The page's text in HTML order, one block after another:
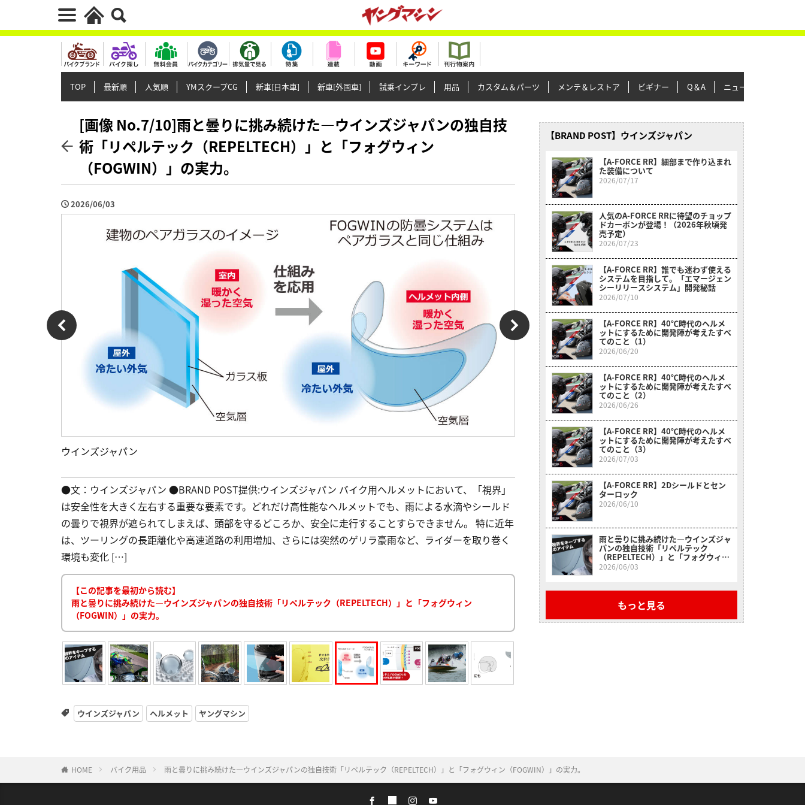
TOP 最新順 人気順 YMスクープCG 新車[日本車] 新車[外国車] 試乗インプレ 用品 カスタム＆パーツ メンテ＆レストア ビギナー Q＆A ニュース＆トピックス
[画像 No.7/10]雨と曇りに挑み続けた―ウインズジャパンの独自技
術「リペルテック（REPELTECH）」と「フォグウィン
（FOGWIN）」の実力。
2026/06/03
ウインズジャパン
●文：ウインズジャパン ●BRAND POST提供:ウインズジャパン バイク用ヘルメットにおいて、「視界」
は安全性を大きく左右する重要な要素です。どれだけ高性能なヘルメットでも、雨による水滴やシールド
の曇りで視界が遮られてしまえば、頭部を守るどころか、安全に走行することすらできません。 特に近年
は、ツーリングの長距離化や高速道路の利用増加、さらには突然のゲリラ豪雨など、ライダーを取り巻く
環境も変化 […]
【この記事を最初から読む】
雨と曇りに挑み続けた―ウインズジャパンの独自技術「リペルテック（REPELTECH）」と「フォグウィン
（FOGWIN）」の実力。
ウインズジャパン ヘルメット ヤングマシン
【BRAND POST】ウインズジャパン
【A-FORCE RR】細部まで作り込まれ
た装備について
2026/07/17
人気のA-FORCE RRに待望のチョップ
ドカーボンが登場！（2026年秋頃発
売予定）
2026/07/23
【A-FORCE RR】誰でも迷わず使える
システムを目指して。「エマージェン
シーリリースシステム」開発秘話
2026/07/10
【A-FORCE RR】40℃時代のヘルメ
ットにするために開発陣が考えたすべ
てのこと（1）
2026/06/20
【A-FORCE RR】40℃時代のヘルメ
ットにするために開発陣が考えたすべ
てのこと（2）
2026/06/26
【A-FORCE RR】40℃時代のヘルメ
ットにするために開発陣が考えたすべ
てのこと（3）
2026/07/03
【A-FORCE RR】2Dシールドとセン
ターロック
2026/06/10
雨と曇りに挑み続けた―ウインズジャ
パンの独自技術「リペルテック
（REPELTECH）」と「フォグウィン
（FOGWIN）」の実力。
2026/06/03
もっと見る
HOME バイク用品 雨と曇りに挑み続けた―ウインズジャパンの独自技術「リペルテック（REPELTECH）」と「フォグウィン（FOGWIN）」の実力。